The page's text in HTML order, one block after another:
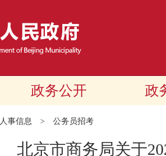
政务公开 政
人事信息 > 公务员招考
北京市商务局关于